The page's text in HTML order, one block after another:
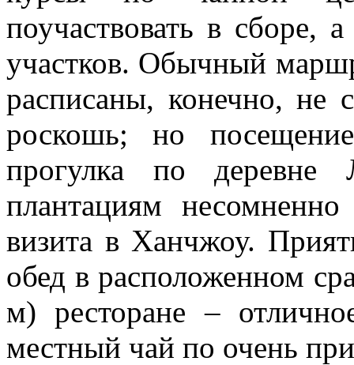
поучаствовать в сборе,
участков. Обычный
расписаны, конечно, не
роскошь; но
прогулка по
плантациям
визита в Ханчжоу.
обед в расположенном
м) ресторане –
местный чай по очень